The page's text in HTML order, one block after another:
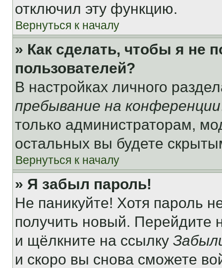
отключил эту функцию.
Вернуться к началу
» Как сделать, чтобы я не
пользователей?
В настройках личного
пребывание на конференции
только администраторам,
остальных вы будете
Вернуться к началу
» Я забыл пароль!
Не паникуйте! Хотя пароль
получить новый. Перейдите
и щёлкните на ссылку
и скоро вы снова сможете